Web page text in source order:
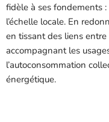
fidèle à ses fondements :
l’échelle locale. En
en tissant des liens
accompagnant les
l’autoconsommation
énergétique.